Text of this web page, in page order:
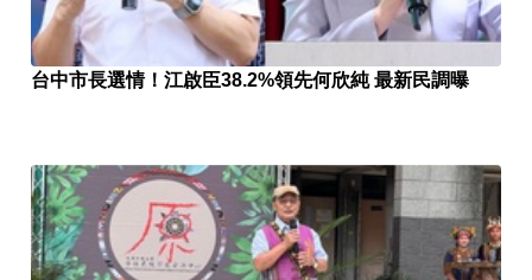
台中市長選情！江啟臣38.2%領先何欣純 最新民調曝